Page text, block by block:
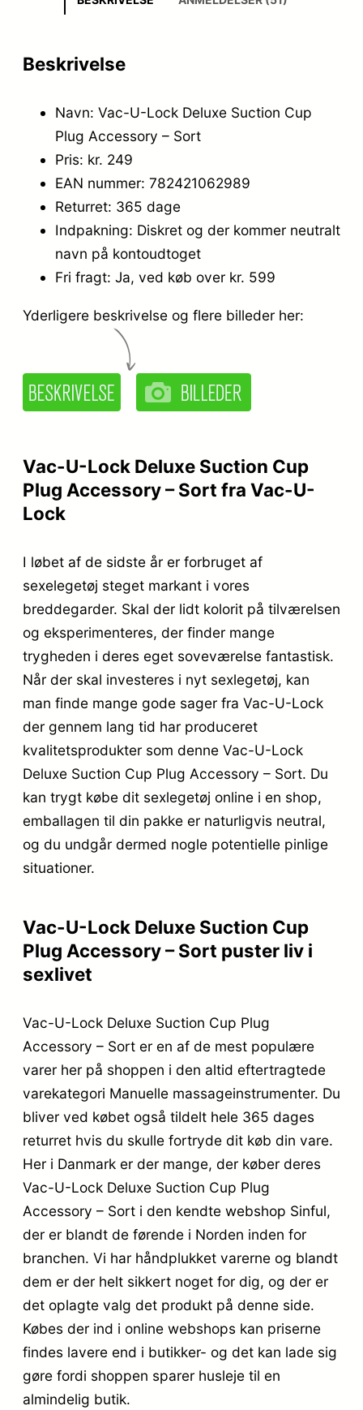
Beskrivelse
Navn: Vac-U-Lock Deluxe Suction Cup
Plug Accessory – Sort
Pris: kr. 249
EAN nummer: 782421062989
Returret: 365 dage
Indpakning: Diskret og der kommer neutralt
navn på kontoudtoget
Fri fragt: Ja, ved køb over kr. 599
Yderligere beskrivelse og flere billeder her:
Vac-U-Lock Deluxe Suction Cup
Plug Accessory – Sort fra Vac-U-
Lock
I løbet af de sidste år er forbruget af
sexelegetøj steget markant i vores
breddegarder. Skal der lidt kolorit på tilværelsen
og eksperimenteres, der finder mange
trygheden i deres eget soveværelse fantastisk.
Når der skal investeres i nyt sexlegetøj, kan
man finde mange gode sager fra Vac-U-Lock
der gennem lang tid har produceret
kvalitetsprodukter som denne Vac-U-Lock
Deluxe Suction Cup Plug Accessory – Sort. Du
kan trygt købe dit sexlegetøj online i en shop,
emballagen til din pakke er naturligvis neutral,
og du undgår dermed nogle potentielle pinlige
situationer.
Vac-U-Lock Deluxe Suction Cup
Plug Accessory – Sort puster liv i
sexlivet
Vac-U-Lock Deluxe Suction Cup Plug
Accessory – Sort er en af de mest populære
varer her på shoppen i den altid eftertragtede
varekategori Manuelle massageinstrumenter. Du
bliver ved købet også tildelt hele 365 dages
returret hvis du skulle fortryde dit køb din vare.
Her i Danmark er der mange, der køber deres
Vac-U-Lock Deluxe Suction Cup Plug
Accessory – Sort i den kendte webshop Sinful,
der er blandt de førende i Norden inden for
branchen. Vi har håndplukket varerne og blandt
dem er der helt sikkert noget for dig, og der er
det oplagte valg det produkt på denne side.
Købes der ind i online webshops kan priserne
findes lavere end i butikker- og det kan lade sig
gøre fordi shoppen sparer husleje til en
almindelig butik.